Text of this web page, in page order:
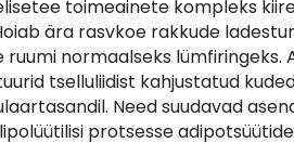
toimeainete kompleks
ära rasvkoe rakkude
normaalseks lümfiringeks.
tselluliidist kahjustatud
Need suudavad
protsesse